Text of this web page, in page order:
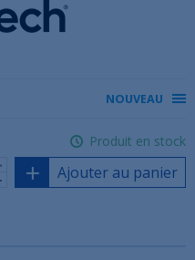
NOUVEAU
Produit en stock
Ajouter au panier